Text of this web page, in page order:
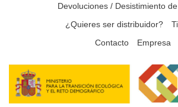
Devoluciones / Desistimiento
¿Quieres ser distribuidor?
Contacto
Empresa